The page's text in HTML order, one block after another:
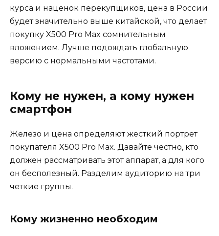
курса и наценок перекупщиков, цена в России
будет значительно выше китайской, что делает
покупку X500 Pro Max сомнительным
вложением. Лучше подождать глобальную
версию с нормальными частотами.
Кому не нужен, а кому нужен
смартфон
Железо и цена определяют жесткий портрет
покупателя X500 Pro Max. Давайте честно, кто
должен рассматривать этот аппарат, а для кого
он бесполезный. Разделим аудиторию на три
четкие группы.
Кому жизненно необходим